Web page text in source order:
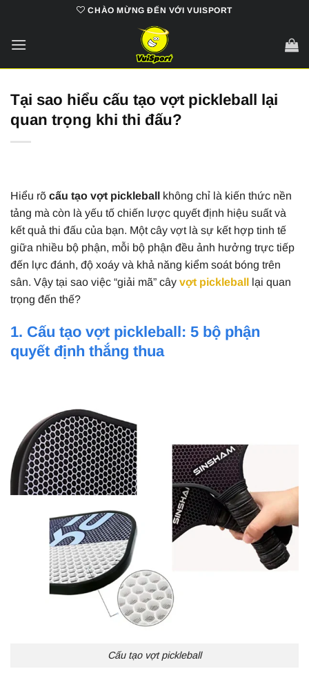
nội
CHÀO MỪNG ĐẾN VỚI VUISPORT
Tại sao hiểu cấu tạo vợt pickleball lại
quan trọng khi thi đấu?
Hiểu rõ cấu tạo vợt pickleball không chỉ là kiến thức nền
tảng mà còn là yếu tố chiến lược quyết định hiệu suất và
kết quả thi đấu của bạn. Một cây vợt là sự kết hợp tinh tế
giữa nhiều bộ phận, mỗi bộ phận đều ảnh hưởng trực tiếp
đến lực đánh, độ xoáy và khả năng kiểm soát bóng trên
sân. Vậy tại sao việc “giải mã” cây vợt pickleball lại quan
trọng đến thế?
1. Cấu tạo vợt pickleball: 5 bộ phận
quyết định thắng thua
Cấu tạo vợt pickleball